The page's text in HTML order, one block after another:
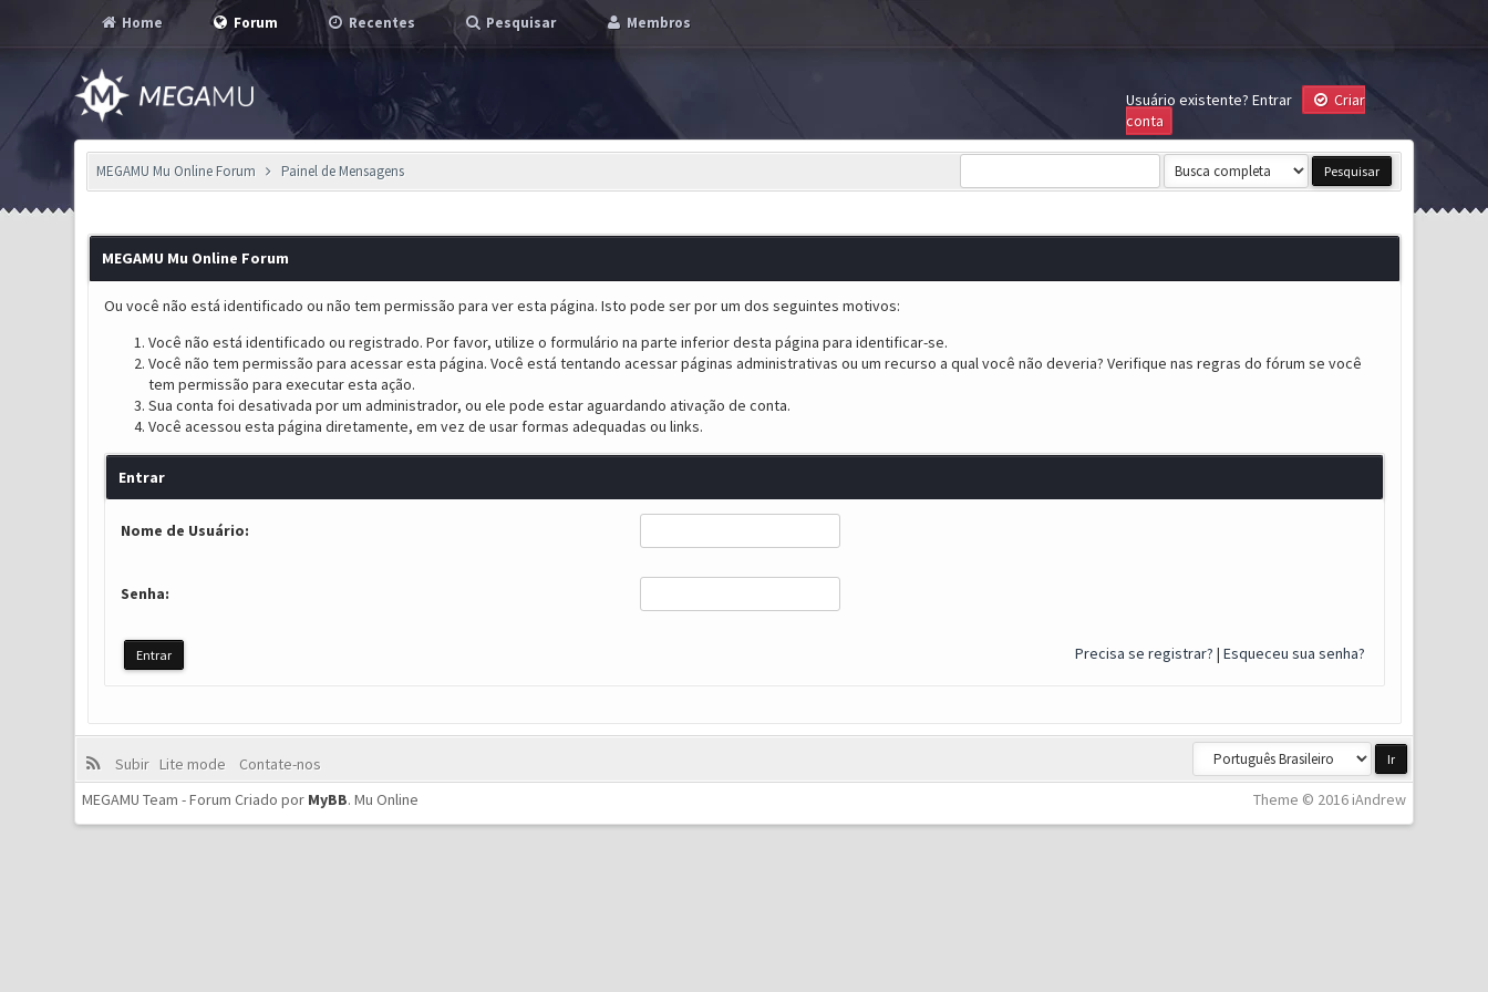
Home Forum Recentes Pesquisar Membros
Usuário existente? Entrar
Criar
conta
MEGAMU Mu Online Forum Painel de Mensagens
MEGAMU Mu Online Forum
Ou você não está identificado ou não tem permissão para ver esta página. Isto pode ser por um dos seguintes motivos:
Você não está identificado ou registrado. Por favor, utilize o formulário na parte inferior desta página para identificar-se.
Você não tem permissão para acessar esta página. Você está tentando acessar páginas administrativas ou um recurso a qual você não deveria? Verifique nas regras do fórum se você
tem permissão para executar esta ação.
Sua conta foi desativada por um administrador, ou ele pode estar aguardando ativação de conta.
Você acessou esta página diretamente, em vez de usar formas adequadas ou links.
Entrar
Nome de Usuário:
Senha:
Precisa se registrar? | Esqueceu sua senha?
Subir Lite mode
Contate-nos
Theme © 2016 iAndrew
MEGAMU Team - Forum Criado por MyBB.Mu Online